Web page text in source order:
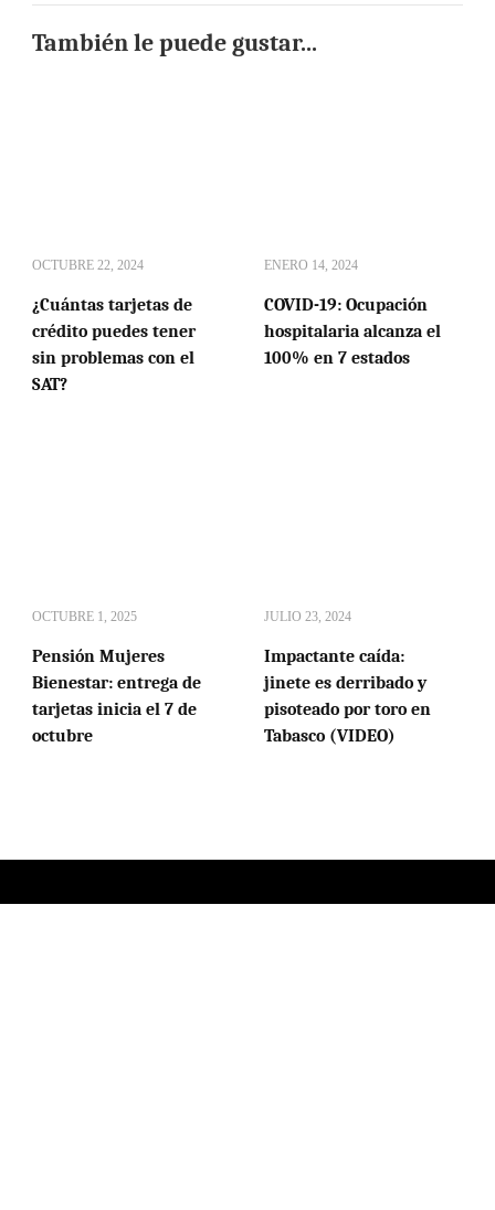
También le puede gustar...
OCTUBRE 22, 2024
¿Cuántas tarjetas de
crédito puedes tener
sin problemas con el
SAT?
ENERO 14, 2024
COVID-19: Ocupación
hospitalaria alcanza el
100% en 7 estados
OCTUBRE 1, 2025
Pensión Mujeres
Bienestar: entrega de
tarjetas inicia el 7 de
octubre
JULIO 23, 2024
Impactante caída:
jinete es derribado y
pisoteado por toro en
Tabasco (VIDEO)